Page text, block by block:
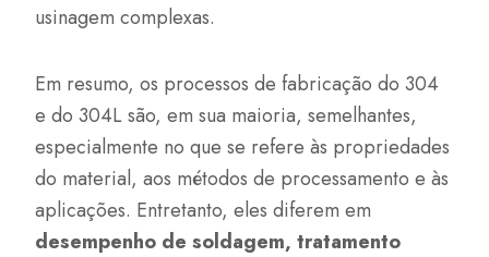
usinagem complexas.
Em resumo, os processos de fabricação do 304
e do 304L são, em sua maioria, semelhantes,
especialmente no que se refere às propriedades
do material, aos métodos de processamento e às
aplicações. Entretanto, eles diferem em
desempenho de soldagem, tratamento